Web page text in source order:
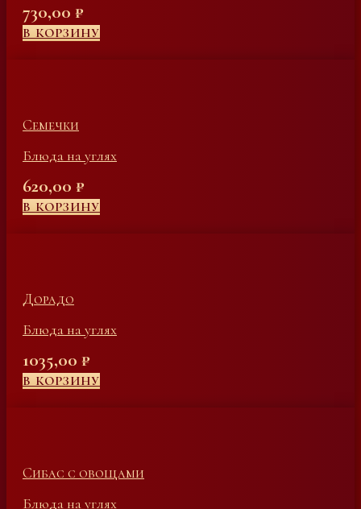
730,00 ₽
В КОРЗИНУ
Семечки
Блюда на углях
620,00 ₽
В КОРЗИНУ
Дорадо
Блюда на углях
1035,00 ₽
В КОРЗИНУ
Сибас с овощами
Блюда на углях